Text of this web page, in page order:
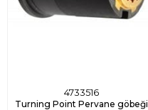
4733516
Turning Point Pervane göbeği